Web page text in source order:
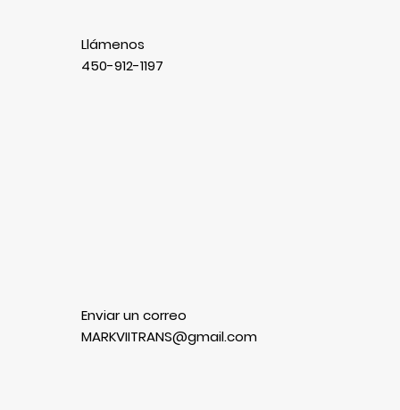
Llámenos
450-912-1197
Enviar un correo
MARKVIITRANS@gmail.com